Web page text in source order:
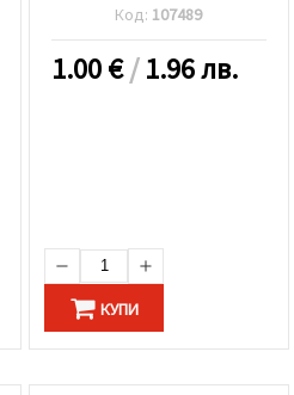
Код: 107489
1.00€/1.96 лв.
КУПИ